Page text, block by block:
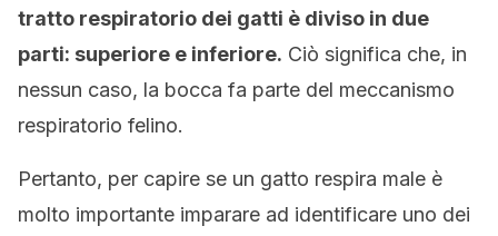
tratto respiratorio dei gatti è diviso in due
parti: superiore e inferiore. Ciò significa che, in
nessun caso, la bocca fa parte del meccanismo
respiratorio felino.
Pertanto, per capire se un gatto respira male è
molto importante imparare ad identificare uno dei